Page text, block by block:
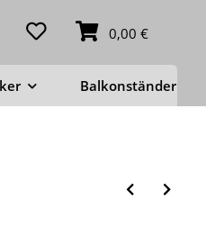
0,00 €
Balkonständer